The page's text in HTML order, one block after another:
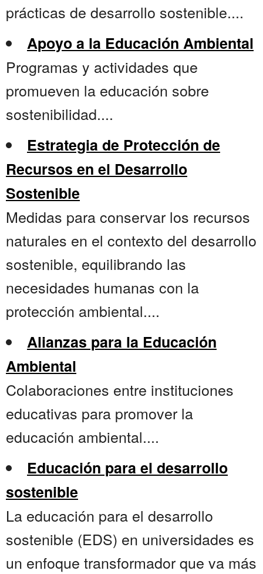
prácticas de desarrollo sostenible....
Apoyo a la Educación Ambiental
Programas y actividades que
promueven la educación sobre
sostenibilidad....
Estrategia de Protección de
Recursos en el Desarrollo
Sostenible
Medidas para conservar los recursos
naturales en el contexto del desarrollo
sostenible, equilibrando las
necesidades humanas con la
protección ambiental....
Alianzas para la Educación
Ambiental
Colaboraciones entre instituciones
educativas para promover la
educación ambiental....
Educación para el desarrollo
sostenible
La educación para el desarrollo
sostenible (EDS) en universidades es
un enfoque transformador que va más